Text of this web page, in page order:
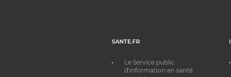
SANTE.FR
Le Service public
d'information en santé